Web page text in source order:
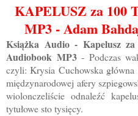
KAPELUSZ za 100
MP3 - Adam
Książka Audio - Kapelusz
Audiobook MP3- Podczas
czyli: Krysia Cuchowska
międzynarodowej afery
wiolonczeliście odnaleźć
tytułowe sto tysięcy.